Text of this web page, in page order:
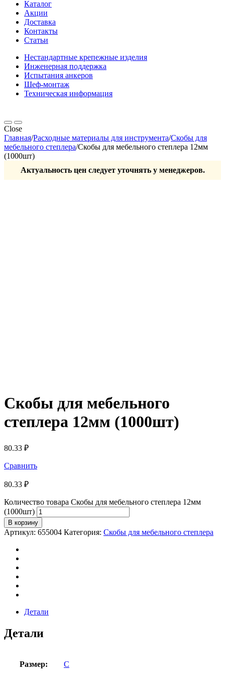
Каталог
Акции
Доставка
Контакты
Статьи
Нестандартные крепежные изделия
Инженерная поддержка
Испытания анкеров
Шеф-монтаж
Техническая информация
Close
Главная/Расходные материалы для инструмента/Скобы для
мебельного степлера/Скобы для мебельного степлера 12мм
(1000шт)
Актуальность цен следует уточнять у менеджеров.
Скобы для мебельного
степлера 12мм (1000шт)
80.33 ₽
Сравнить
80.33 ₽
Количество товара Скобы для мебельного степлера 12мм
(1000шт)
В корзину
Артикул: 655004 Категория: Скобы для мебельного степлера
Детали
Детали
Размер: С